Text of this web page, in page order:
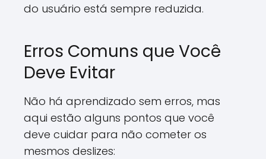
do usuário está sempre reduzida.
Erros Comuns que Você
Deve Evitar
Não há aprendizado sem erros, mas
aqui estão alguns pontos que você
deve cuidar para não cometer os
mesmos deslizes: